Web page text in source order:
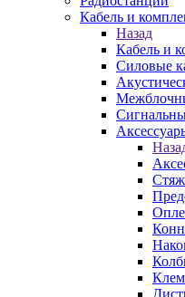
Кабель и
Назад
Кабель и
Силовые